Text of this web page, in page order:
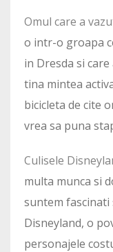
Omul care a
o intr-o groapa
in Dresda si
tina mintea
bicicleta de cite
vrea sa puna
Culisele
multa munca si
suntem fascinati
Disneyland, o
personajele